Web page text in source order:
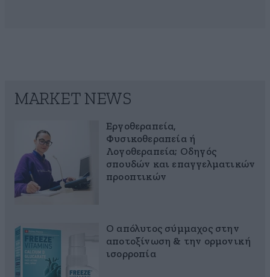
MARKET NEWS
Εργοθεραπεία,
Φυσικοθεραπεία ή
Λογοθεραπεία; Οδηγός
σπουδών και επαγγελματικών
προοπτικών
Ο απόλυτος σύμμαχος στην
αποτοξίνωση & την ορμονική
ισορροπία